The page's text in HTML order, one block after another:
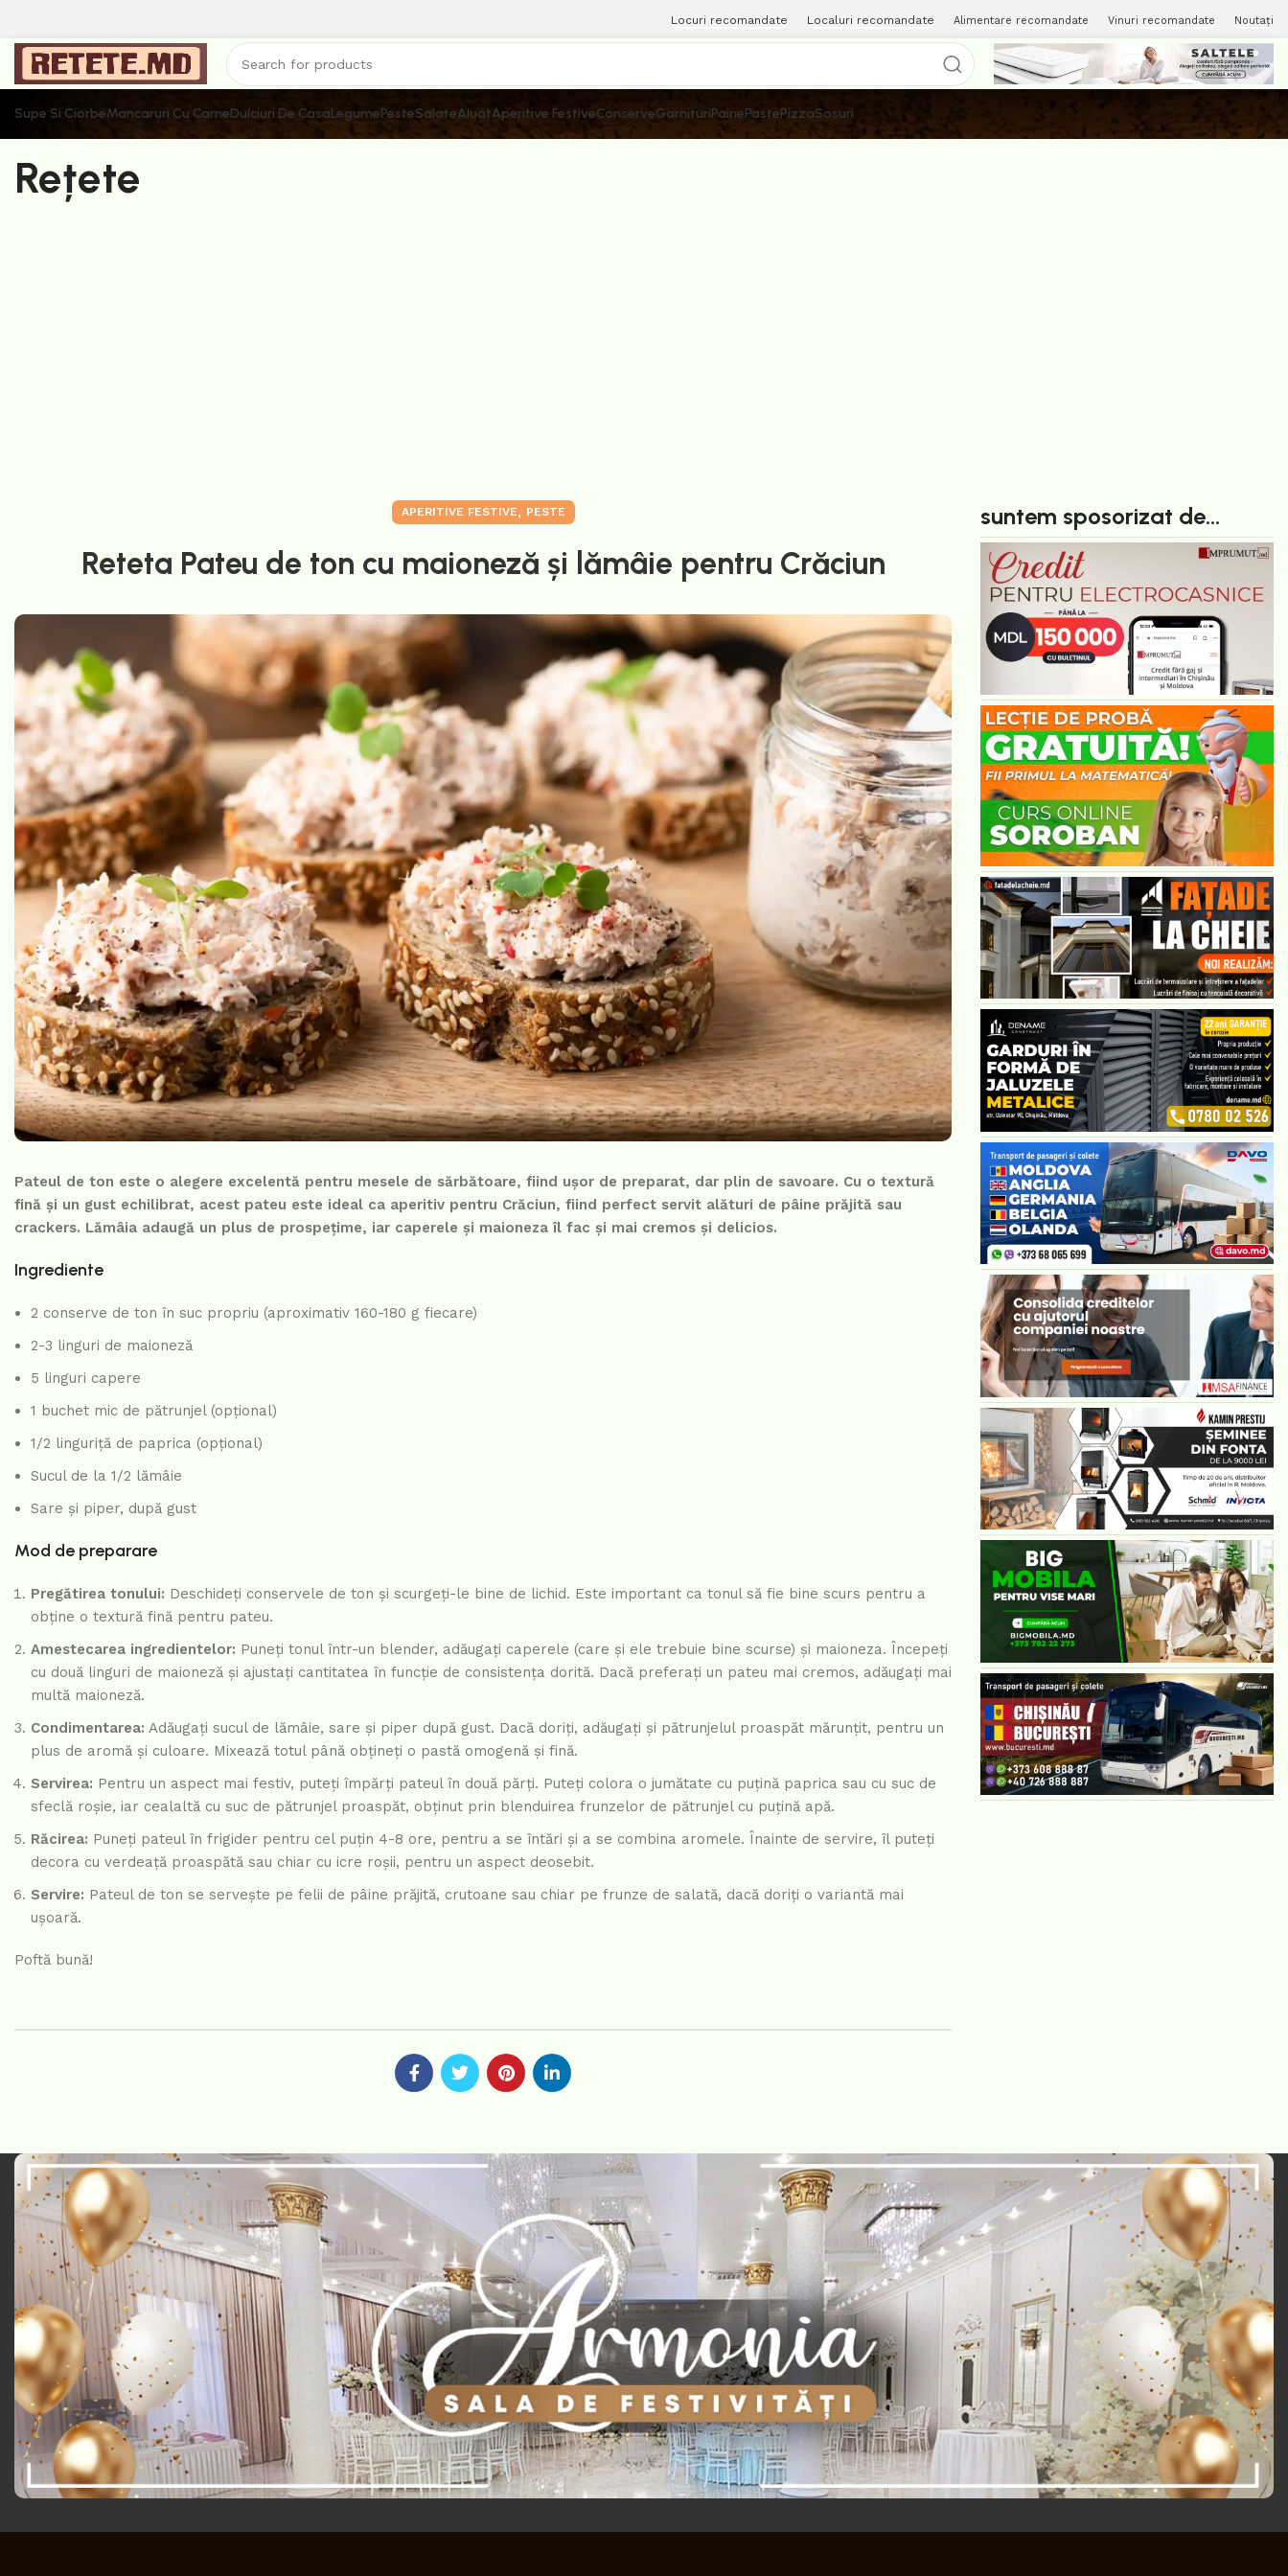
Locuri recomandate Localuri recomandate Alimentare recomandate Vinuri recomandate Noutați
Supe Si CiorbeMancaruri Cu CarneDulciuri De CasaLegumePesteSalateAluatAperitive FestiveConserveGarnituriPainePastePizzaSosuri
Rețete
APERITIVE FESTIVE, PESTE
Reteta Pateu de ton cu maioneză și lămâie pentru Crăciun
Pateul de ton este o alegere excelentă pentru mesele de sărbătoare, fiind ușor de preparat, dar plin de savoare. Cu o textură
fină și un gust echilibrat, acest pateu este ideal ca aperitiv pentru Crăciun, fiind perfect servit alături de pâine prăjită sau
crackers. Lămâia adaugă un plus de prospețime, iar caperele și maioneza îl fac și mai cremos și delicios.
Ingrediente
2 conserve de ton în suc propriu (aproximativ 160-180 g fiecare)
2-3 linguri de maioneză
5 linguri capere
1 buchet mic de pătrunjel (opțional)
1/2 linguriță de paprica (opțional)
Sucul de la 1/2 lămâie
Sare și piper, după gust
Mod de preparare
Pregătirea tonului: Deschideți conservele de ton și scurgeți-le bine de lichid. Este important ca tonul să fie bine scurs pentru a
obține o textură fină pentru pateu.
Amestecarea ingredientelor: Puneți tonul într-un blender, adăugați caperele (care și ele trebuie bine scurse) și maioneza. Începeți
cu două linguri de maioneză și ajustați cantitatea în funcție de consistența dorită. Dacă preferați un pateu mai cremos, adăugați mai
multă maioneză.
Condimentarea: Adăugați sucul de lămâie, sare și piper după gust. Dacă doriți, adăugați și pătrunjelul proaspăt mărunțit, pentru un
plus de aromă și culoare. Mixează totul până obțineți o pastă omogenă și fină.
Servirea: Pentru un aspect mai festiv, puteți împărți pateul în două părți. Puteți colora o jumătate cu puțină paprica sau cu suc de
sfeclă roșie, iar cealaltă cu suc de pătrunjel proaspăt, obținut prin blenduirea frunzelor de pătrunjel cu puțină apă.
Răcirea: Puneți pateul în frigider pentru cel puțin 4-8 ore, pentru a se întări și a se combina aromele. Înainte de servire, îl puteți
decora cu verdeață proaspătă sau chiar cu icre roșii, pentru un aspect deosebit.
Servire: Pateul de ton se servește pe felii de pâine prăjită, crutoane sau chiar pe frunze de salată, dacă doriți o variantă mai
ușoară.
Poftă bună!
suntem sposorizat de...